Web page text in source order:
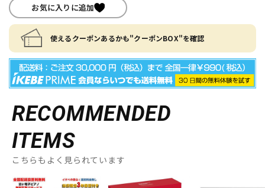
お気に入りに追加
使えるクーポンあるかも"クーポンBOX"を確認
RECOMMENDED
ITEMS
こちらもよく見られています